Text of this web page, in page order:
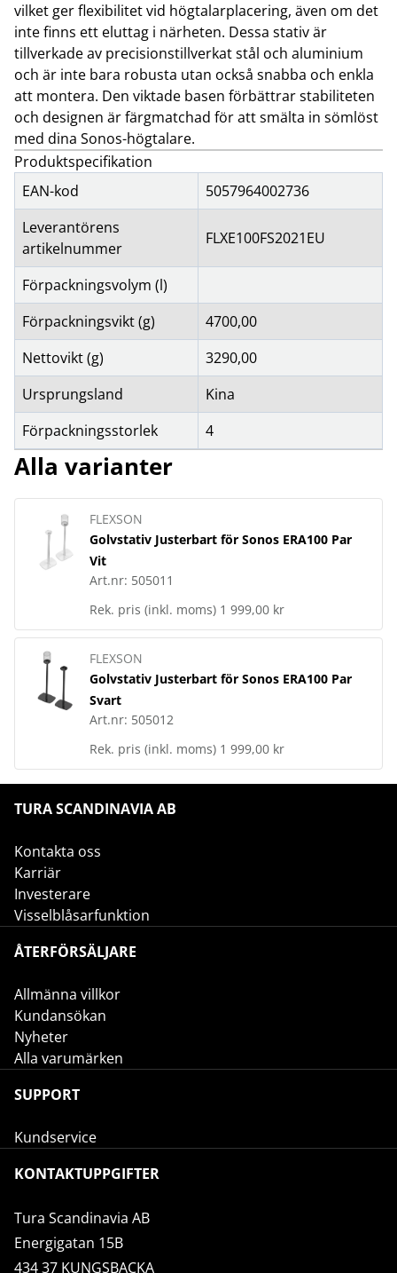
vilket ger flexibilitet vid högtalarplacering, även om det
inte finns ett eluttag i närheten. Dessa stativ är
tillverkade av precisionstillverkat stål och aluminium
och är inte bara robusta utan också snabba och enkla
att montera. Den viktade basen förbättrar stabiliteten
och designen är färgmatchad för att smälta in sömlöst
med dina Sonos-högtalare.
Produktspecifikation
EAN-kod
5057964002736
Leverantörens
artikelnummer
FLXE100FS2021EU
Förpackningsvolym (l)
Förpackningsvikt (g)
4700,00
Nettovikt (g)
3290,00
Ursprungsland
Kina
Förpackningsstorlek
4
Alla varianter
FLEXSON
Golvstativ Justerbart för Sonos ERA100 Par
Vit
Art.nr: 505011
Rek. pris (inkl. moms) 1 999,00 kr
FLEXSON
Golvstativ Justerbart för Sonos ERA100 Par
Svart
Art.nr: 505012
Rek. pris (inkl. moms) 1 999,00 kr
TURA SCANDINAVIA AB
Kontakta oss
Karriär
Investerare
Visselblåsarfunktion
ÅTERFÖRSÄLJARE
Allmänna villkor
Kundansökan
Nyheter
Alla varumärken
SUPPORT
Kundservice
KONTAKTUPPGIFTER
Tura Scandinavia AB
Energigatan 15B
434 37 KUNGSBACKA